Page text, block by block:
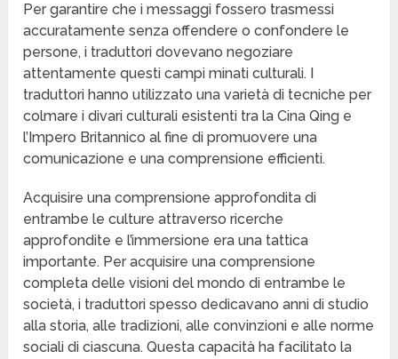
Per garantire che i messaggi fossero trasmessi
accuratamente senza offendere o confondere le
persone, i traduttori dovevano negoziare
attentamente questi campi minati culturali. I
traduttori hanno utilizzato una varietà di tecniche per
colmare i divari culturali esistenti tra la Cina Qing e
l’Impero Britannico al fine di promuovere una
comunicazione e una comprensione efficienti.
Acquisire una comprensione approfondita di
entrambe le culture attraverso ricerche
approfondite e l’immersione era una tattica
importante. Per acquisire una comprensione
completa delle visioni del mondo di entrambe le
società, i traduttori spesso dedicavano anni di studio
alla storia, alle tradizioni, alle convinzioni e alle norme
sociali di ciascuna. Questa capacità ha facilitato la